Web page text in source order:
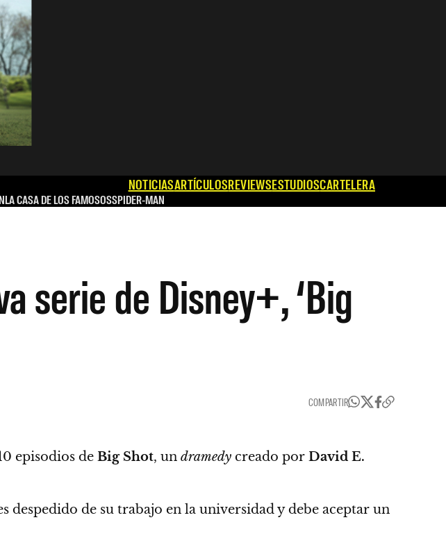
NOTICIASARTÍCULOSREVIEWSESTUDIOSCARTELERA
LA CASA DE LOS FAMOSOSSPIDER-MAN
serie de Disney+, ‘Big
COMPARTIR
episodios de Big Shot, un dramedy creado por David E.
despedido de su trabajo en la universidad y debe aceptar un